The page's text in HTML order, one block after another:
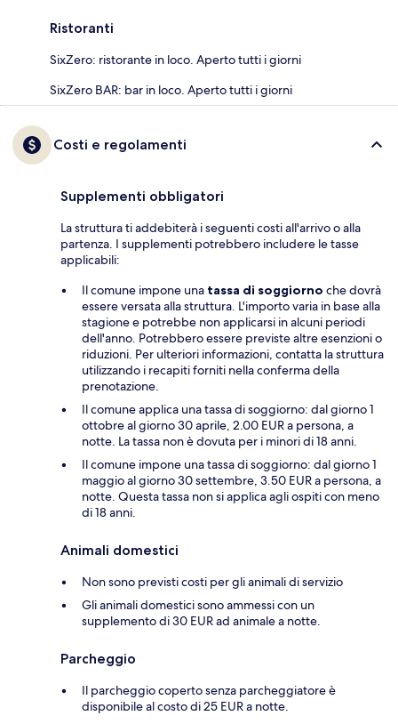
Ristoranti
SixZero: ristorante in loco. Aperto tutti i giorni
SixZero BAR: bar in loco. Aperto tutti i giorni
Costi e regolamenti
Supplementi obbligatori
La struttura ti addebiterà i seguenti costi all'arrivo o alla
partenza. I supplementi potrebbero includere le tasse
applicabili:
Il comune impone una tassa di soggiorno che dovrà
essere versata alla struttura. L'importo varia in base alla
stagione e potrebbe non applicarsi in alcuni periodi
dell'anno. Potrebbero essere previste altre esenzioni o
riduzioni. Per ulteriori informazioni, contatta la struttura
utilizzando i recapiti forniti nella conferma della
prenotazione.
Il comune applica una tassa di soggiorno: dal giorno 1
ottobre al giorno 30 aprile, 2.00 EUR a persona, a
notte. La tassa non è dovuta per i minori di 18 anni.
Il comune impone una tassa di soggiorno: dal giorno 1
maggio al giorno 30 settembre, 3.50 EUR a persona, a
notte. Questa tassa non si applica agli ospiti con meno
di 18 anni.
Animali domestici
Non sono previsti costi per gli animali di servizio
Gli animali domestici sono ammessi con un
supplemento di 30 EUR ad animale a notte.
Parcheggio
Il parcheggio coperto senza parcheggiatore è
disponibile al costo di 25 EUR a notte.